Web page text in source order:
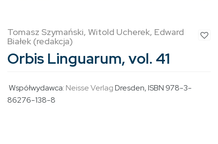
Tomasz Szymański, Witold Ucherek, Edward
Białek (redakcja)
Orbis Linguarum, vol. 41
Współwydawca: Neisse VerlagDresden, ISBN 978-3-
86276-138-8